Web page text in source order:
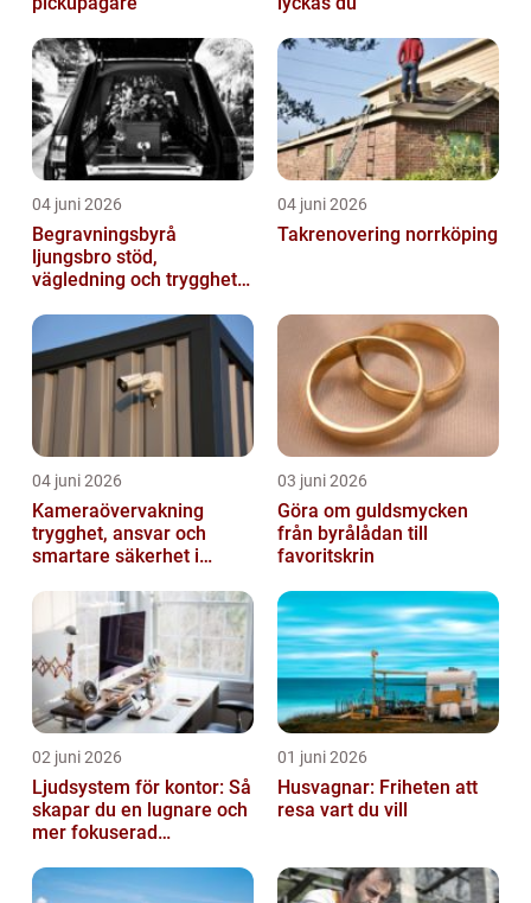
04 juni 2026
Begravningsbyrå
ljungsbro stöd,
vägledning och trygghet
04 juni 2026
Takrenovering norrköping
04 juni 2026
Kameraövervakning
trygghet, ansvar och
smartare säkerhet i
03 juni 2026
Göra om guldsmycken
från byrålådan till
favoritskrin
02 juni 2026
Ljudsystem för kontor: Så
skapar du en lugnare och
mer fokuserad
01 juni 2026
Husvagnar: Friheten att
resa vart du vill